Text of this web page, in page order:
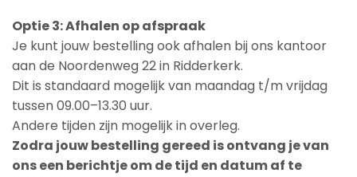
Optie 3: Afhalen op afspraak
Je kunt jouw bestelling ook afhalen bij ons kantoor
aan de Noordenweg 22 in Ridderkerk.
Dit is standaard mogelijk van maandag t/m vrijdag
tussen 09.00–13.30 uur.
Andere tijden zijn mogelijk in overleg.
Zodra jouw bestelling gereed is ontvang je van
ons een berichtje om de tijd en datum af te